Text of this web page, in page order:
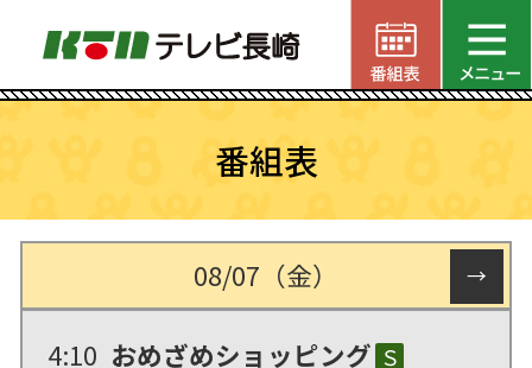
番組表
08/07（金） →
4:10 おめざめショッピング Ｓ